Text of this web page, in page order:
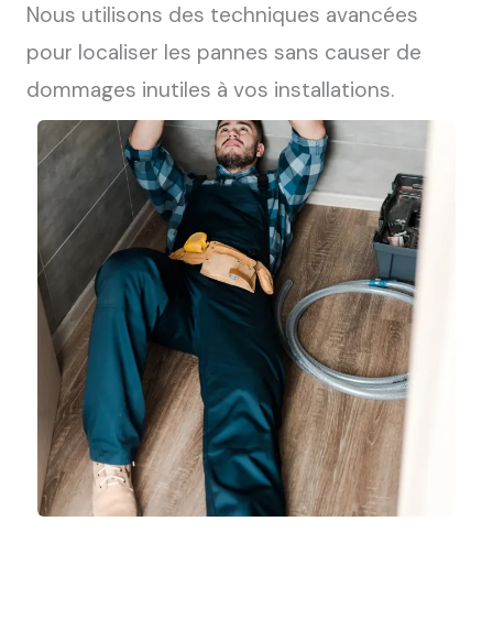
Nous utilisons des techniques avancées
pour localiser les pannes sans causer de
dommages inutiles à vos installations.